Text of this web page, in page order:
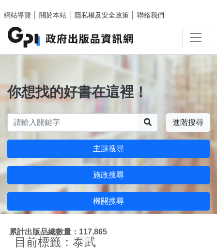
網站導覽
關於本站 隱私權及安全政策 聯絡我們
你想找的好書在這裡！
進階搜尋
主題搜尋
施政搜尋
機關搜尋
累計出版品總數量：117,865
目前標籤：泰武